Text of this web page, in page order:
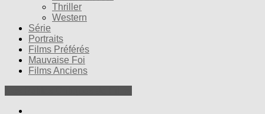
Thriller
Western
Série
Portraits
Films Préférés
Mauvaise Foi
Films Anciens